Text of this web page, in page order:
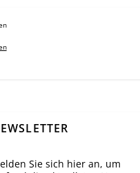
Sie sich hier an, um